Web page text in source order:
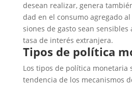
desean realizar, ge­ne­ra
dad en el con­su­mo agre­ga­do
sio­nes de gas­to sean sen­si­bles
ta­sa de in­te­rés ex­tran­je­ra.
Tipos de política
Los tipos de política monetaria
tendencia de los mecanismos